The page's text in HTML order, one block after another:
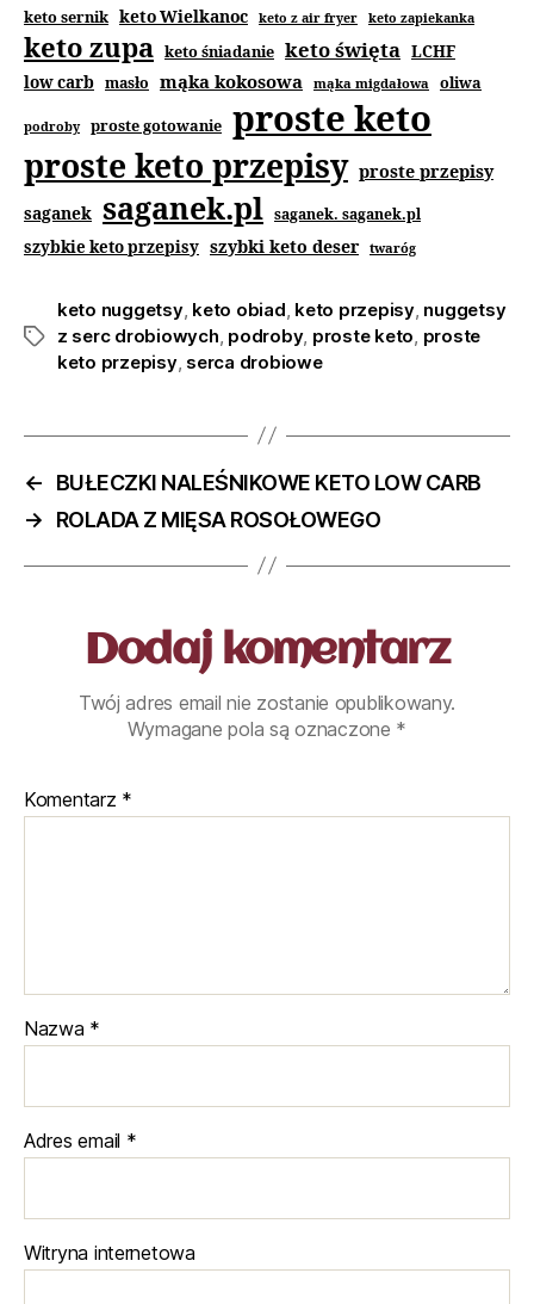
keto sernik keto Wielkanoc keto z air fryer keto zapiekanka
keto zupa keto śniadanie keto święta LCHF
low carb masło mąka kokosowa mąka migdałowa oliwa
podroby proste gotowanie proste keto
proste keto przepisy proste przepisy
saganek saganek.pl saganek. saganek.pl
szybkie keto przepisy szybki keto deser twaróg
keto nuggetsy, keto obiad keto przepisy, nuggetsy
z serc drobiowych podroby, proste keto proste
keto przepisy, serca drobiowe
←
BUŁECZKI NALEŚNIKOWE KETO LOW CARB
→
ROLADA Z MIĘSA ROSOŁOWEGO
Dodaj komentarz
Twój adres email nie zostanie opublikowany.
Wymagane pola są oznaczone *
Komentarz *
Nazwa *
Adres email *
Witryna internetowa